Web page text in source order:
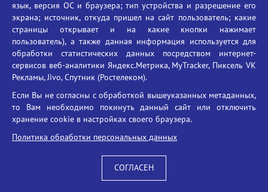
Брянский государственный университет
имени академика И.Г. Петровского
Время работы: пн-пт 09:00-18:00
E-mail: bryanskgu@mail.ru
Телефон: +7(4832)58-90-85
Вход
язык, версия ОС и браузера; тип устройства и разрешение его
экрана; источник, откуда пришел на сайт пользователь; какие
страницы открывает и на какие кнопки нажимает
пользователь), а также данная информация используется для
обработки статистических данных посредством интернет-
сервисов веб-аналитики Яндекс.Метрика, MyTracker, Пиксель VK
Рекламы, Jivo, Спутник (Ростелеком).
Если Вы не согласны с обработкой вышеуказанных метаданных,
то Вам необходимо покинуть данный сайт или отключить
хранение cookie в настройках своего браузера.
Политика обработки персональных данных
СОГЛАСЕН